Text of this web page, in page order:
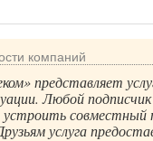
компаний
представляет
Любой
совместный
услуга